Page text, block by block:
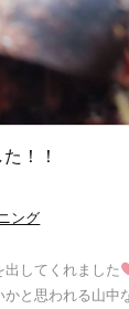
！！
ング
してくれました
と思われる山中